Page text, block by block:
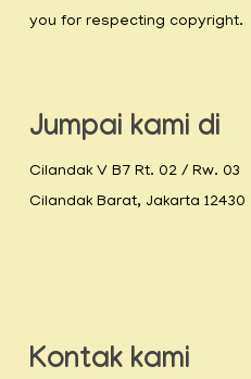
you for respecting copyright.
Jumpai kami di
Cilandak V B7 Rt. 02 / Rw. 03
Cilandak Barat, Jakarta 12430
Kontak kami